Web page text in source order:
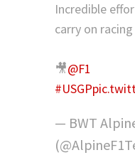
Incredible
carry on
🎥@F1
#USGP
— BWT